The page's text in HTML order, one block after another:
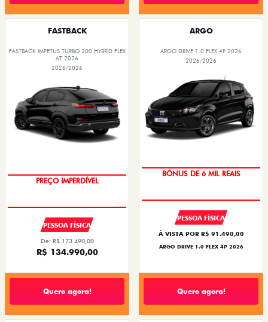
FASTBACK
FASTBACK IMPETUS TURBO 200 HYBRID FLEX
AT 2026
2026/2026
PREÇO IMPERDÍVEL
PESSOA FÍSICA
De: R$ 173.490,00
R$ 134.990,00
Quero agora!
ARGO
ARGO DRIVE 1.0 FLEX 4P 2026
2026/2026
BÔNUS DE 6 MIL REAIS
PESSOA FÍSICA
À VISTA POR R$ 91.490,00
ARGO DRIVE 1.0 FLEX 4P 2026
Quero agora!